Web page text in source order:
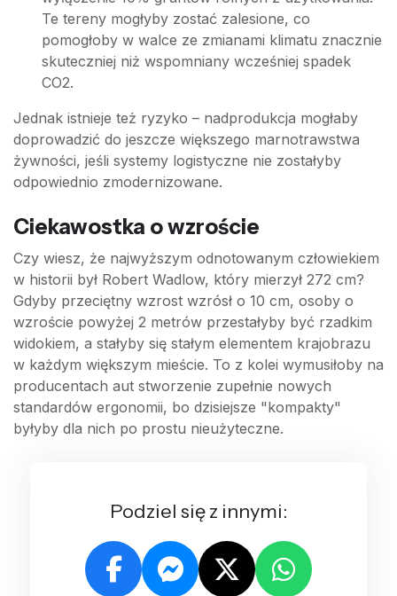
Te tereny mogłyby zostać zalesione, co
pomogłoby w walce ze zmianami klimatu znacznie
skuteczniej niż wspomniany wcześniej spadek
CO2.
Jednak istnieje też ryzyko – nadprodukcja mogłaby
doprowadzić do jeszcze większego marnotrawstwa
żywności, jeśli systemy logistyczne nie zostałyby
odpowiednio zmodernizowane.
Ciekawostka o wzroście
Czy wiesz, że najwyższym odnotowanym człowiekiem
w historii był Robert Wadlow, który mierzył 272 cm?
Gdyby przeciętny wzrost wzrósł o 10 cm, osoby o
wzroście powyżej 2 metrów przestałyby być rzadkim
widokiem, a stałyby się stałym elementem krajobrazu
w każdym większym mieście. To z kolei wymusiłoby na
producentach aut stworzenie zupełnie nowych
standardów ergonomii, bo dzisiejsze "kompakty"
byłyby dla nich po prostu nieużyteczne.
Podziel się z innymi: